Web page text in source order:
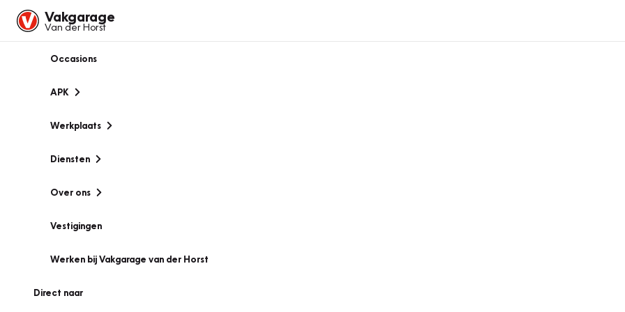
Vakgarage
Van der Horst
Occasions
APK
Werkplaats
Diensten
Over ons
Vestigingen
Werken bij Vakgarage van der Horst
Direct naar